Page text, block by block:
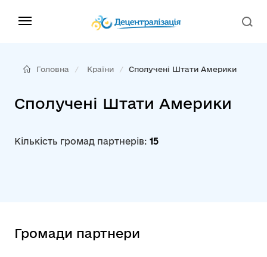
Головна Країни Сполучені Штати Америки
Сполучені Штати Америки
Кількість громад партнерів: 15
Громади партнери